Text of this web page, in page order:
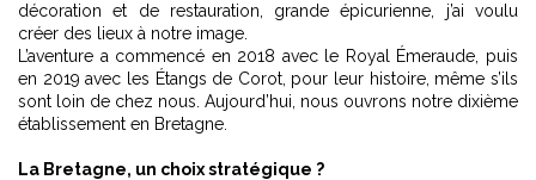
décoration et de restauration, grande épicurienne, j’ai voulu
créer des lieux à notre image.
L’aventure a commencé en 2018 avec le Royal Émeraude, puis
en 2019 avec les Étangs de Corot, pour leur histoire, même s’ils
sont loin de chez nous. Aujourd’hui, nous ouvrons notre dixième
établissement en Bretagne.
La Bretagne, un choix stratégique ?